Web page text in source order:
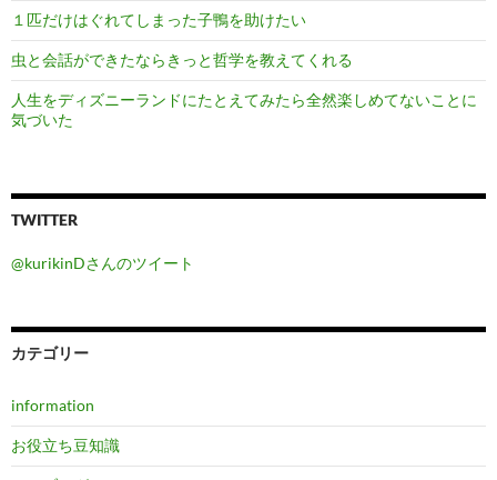
１匹だけはぐれてしまった子鴨を助けたい
虫と会話ができたならきっと哲学を教えてくれる
人生をディズニーランドにたとえてみたら全然楽しめてないことに
気づいた
TWITTER
@kurikinDさんのツイート
カテゴリー
information
お役立ち豆知識